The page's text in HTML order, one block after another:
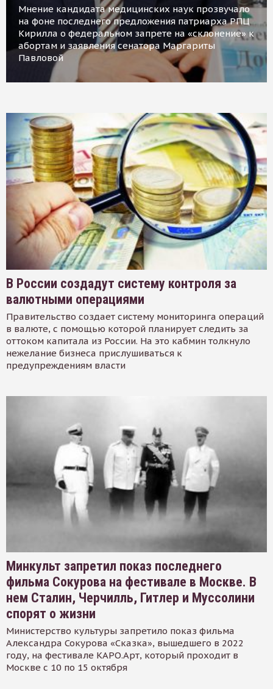
Мнение кандидата медицинских наук прозвучало
на фоне последнего предложения патриарха РПЦ
Кирилла о федеральном запрете на «склонение» к
абортам и заявления сенатора Маргариты
Павловой
В России создадут систему контроля за
валютными операциями
Правительство создает систему мониторинга операций
в валюте, с помощью которой планирует следить за
оттоком капитала из России. На это кабмин толкнуло
нежелание бизнеса прислушиваться к
предупреждениям власти
Минкульт запретил показ последнего
фильма Сокурова на фестивале в Москве. В
нем Сталин, Черчилль, Гитлер и Муссолини
спорят о жизни
Министерство культуры запретило показ фильма
Александра Сокурова «Сказка», вышедшего в 2022
году, на фестивале КАРО.Арт, который проходит в
Москве с 10 по 15 октября